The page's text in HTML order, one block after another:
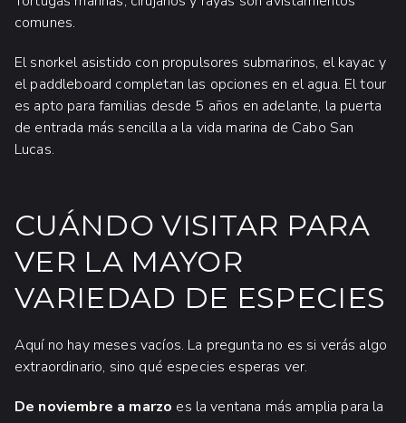
comunes.
El snorkel asistido con propulsores submarinos, el kayac y
el paddleboard completan las opciones en el agua. El tour
es apto para familias desde 5 años en adelante, la puerta
de entrada más sencilla a la vida marina de Cabo San
Lucas.
CUÁNDO VISITAR PARA
VER LA MAYOR
VARIEDAD DE ESPECIES
Aquí no hay meses vacíos. La pregunta no es si verás algo
extraordinario, sino qué especies esperas ver.
De noviembre a marzo es la ventana más amplia para la